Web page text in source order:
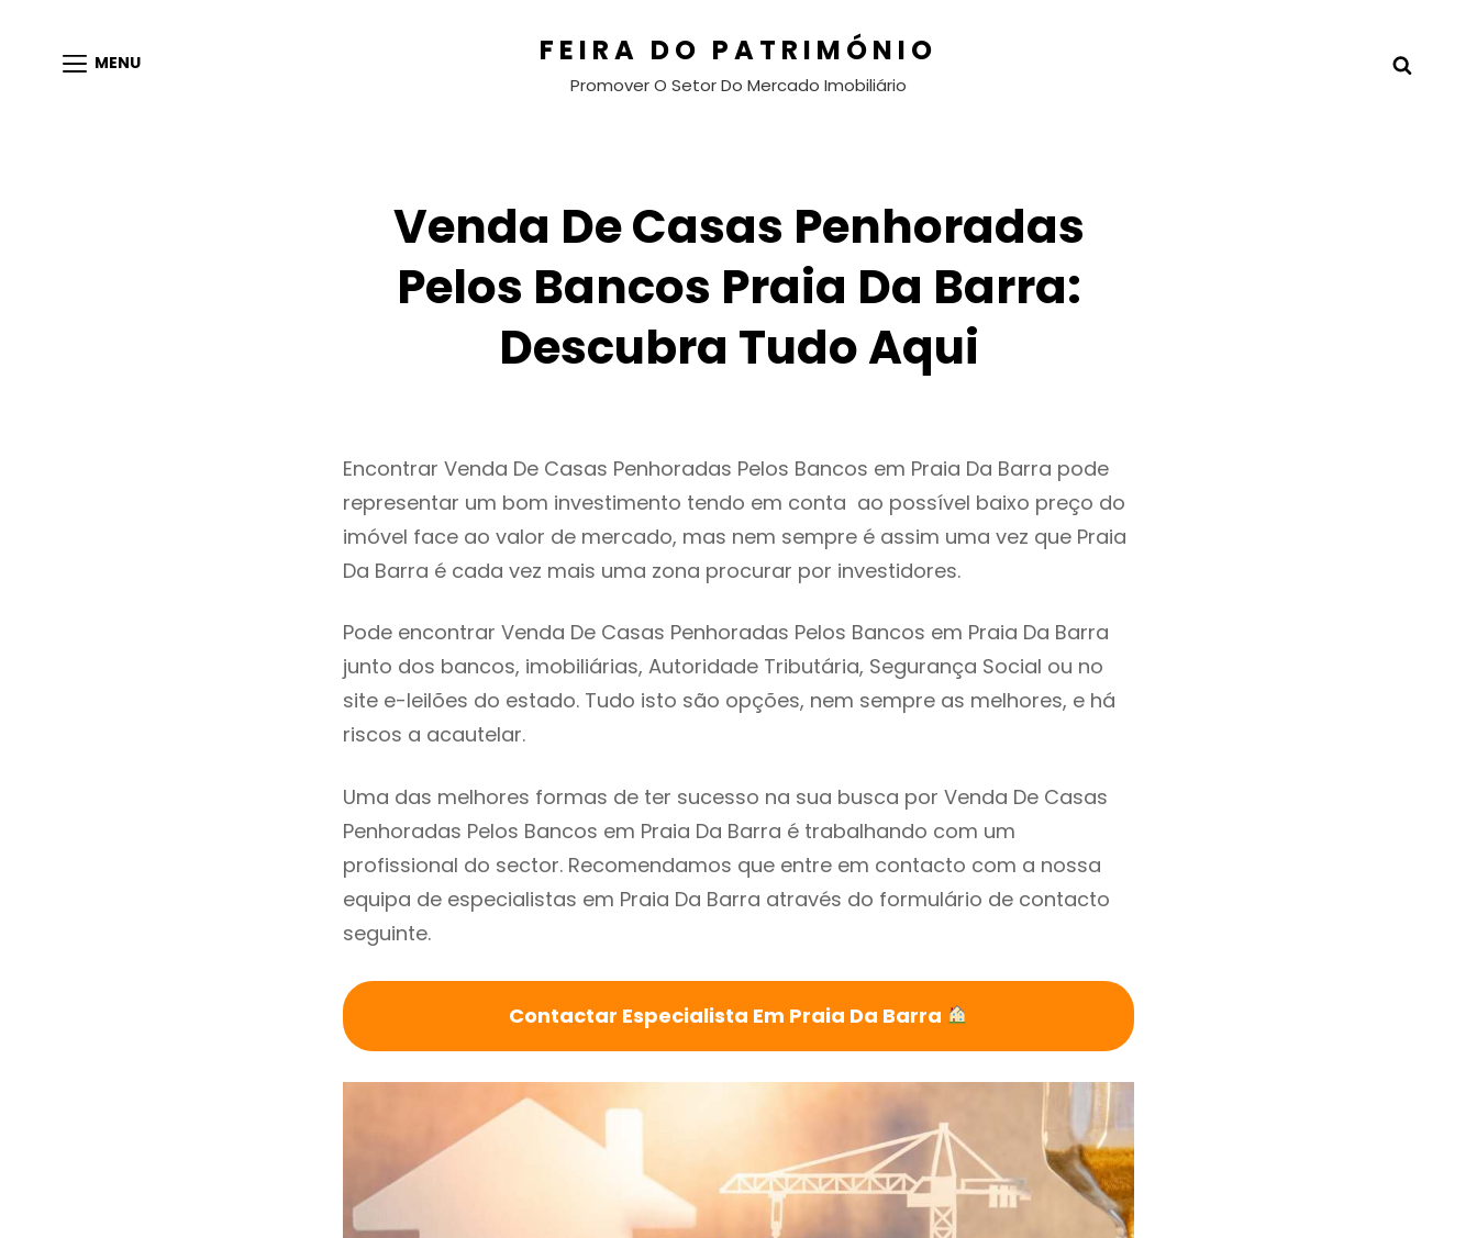
MENU FEIRA DO PATRIMÓNIO
Promover O Setor Do Mercado Imobiliário
Venda De Casas Penhoradas
Pelos Bancos Praia Da Barra:
Descubra Tudo Aqui
Encontrar Venda De Casas Penhoradas Pelos Bancos em Praia Da Barra pode
representar um bom investimento tendo em conta ao possível baixo preço do
imóvel face ao valor de mercado, mas nem sempre é assim uma vez que Praia
Da Barra é cada vez mais uma zona procurar por investidores.
Pode encontrar Venda De Casas Penhoradas Pelos Bancos em Praia Da Barra
junto dos bancos, imobiliárias, Autoridade Tributária, Segurança Social ou no
site e-leilões do estado. Tudo isto são opções, nem sempre as melhores, e há
riscos a acautelar.
Uma das melhores formas de ter sucesso na sua busca por Venda De Casas
Penhoradas Pelos Bancos em Praia Da Barra é trabalhando com um
profissional do sector. Recomendamos que entre em contacto com a nossa
equipa de especialistas em Praia Da Barra através do formulário de contacto
seguinte.
Contactar Especialista Em Praia Da Barra